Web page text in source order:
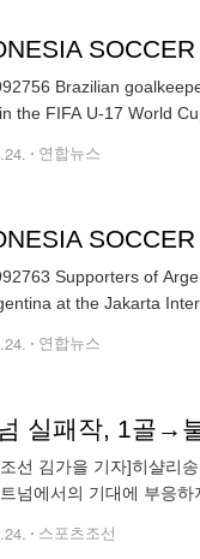
SOCCER
Brazilian
the FIFA U-17 World
연합뉴스
SOCCER
Supporters of
at the Jakarta
연합뉴스
실패작, 1골→
선 김가을 기자]히샬리
넘에서의 기대에 부응
스포츠조선